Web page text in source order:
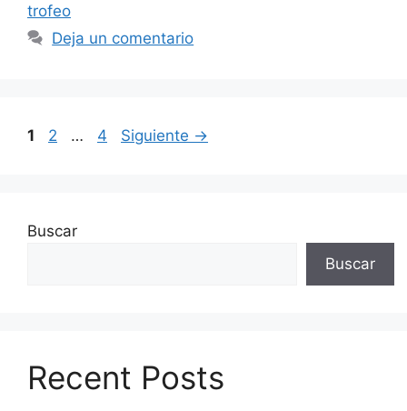
trofeo
Deja un comentario
Página
1 Página
2 … Página
4 Siguiente →
Buscar
Buscar
Recent Posts